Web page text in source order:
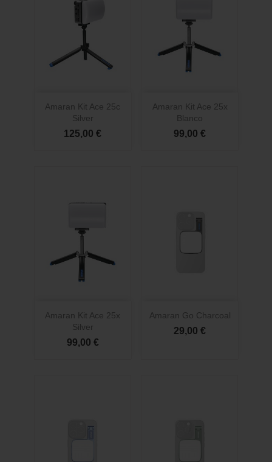
Amaran Kit Ace 25c
Silver
125,00 €
Amaran Kit Ace 25x
Blanco
99,00 €
Amaran Kit Ace 25x
Silver
99,00 €
Amaran Go Charcoal
29,00 €